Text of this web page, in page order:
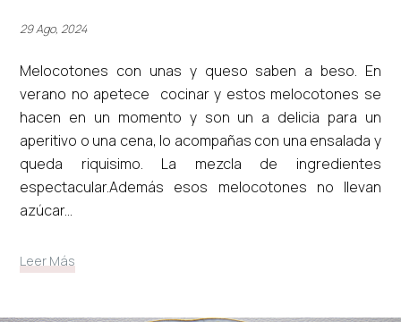
29 Ago, 2024
Melocotones con unas y queso saben a beso. En
verano no apetece cocinar y estos melocotones se
hacen en un momento y son un a delicia para un
aperitivo o una cena, lo acompañas con una ensalada y
queda riquisimo. La mezcla de ingredientes
espectacular.Además esos melocotones no llevan
azúcar...
Leer Más